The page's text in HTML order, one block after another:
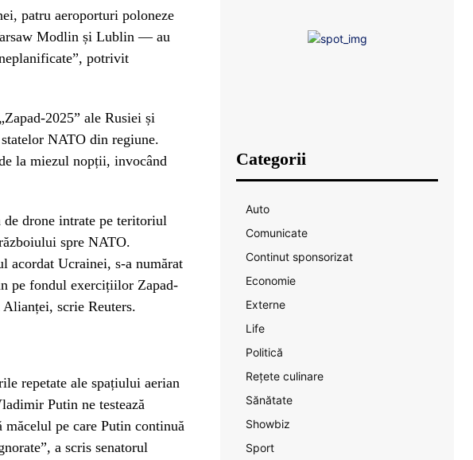
patru aeroporturi poloneze
Modlin și Lublin — au
potrivit
2025” ale Rusiei și
NATO din regiune.
la miezul nopții, invocând
de drone intrate pe teritoriul
spre NATO.
acordat Ucrainei, s-a numărat
pe fondul exercițiilor Zapad-
scrie Reuters.
repetate ale spațiului aerian
Putin ne testează
pe care Putin continuă
a scris senatorul
Categorii
Auto
Comunicate
Continut sponsorizat
Economie
Externe
Life
Politică
Rețete culinare
Sănătate
Showbiz
Sport